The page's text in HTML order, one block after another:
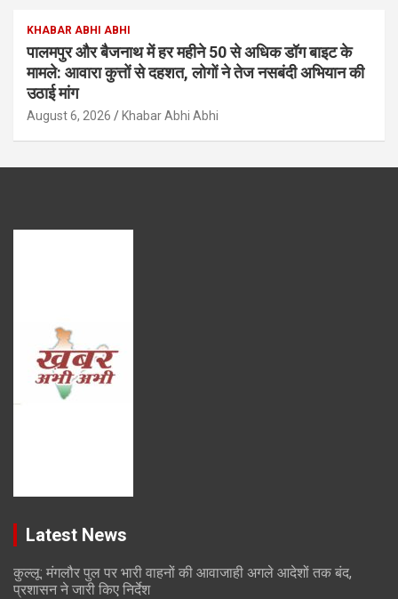
KHABAR ABHI ABHI
पालमपुर और बैजनाथ में हर महीने 50 से अधिक डॉग बाइट के
मामले: आवारा कुत्तों से दहशत, लोगों ने तेज नसबंदी अभियान की
उठाई मांग
August 6, 2026 Khabar Abhi Abhi
Latest News
कुल्लू: मंगलौर पुल पर भारी वाहनों की आवाजाही अगले आदेशों तक बंद,
प्रशासन ने जारी किए निर्देश